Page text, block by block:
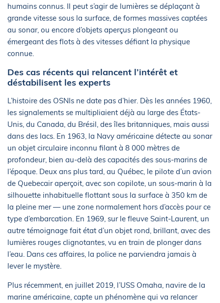
humains connus. Il peut s’agir de lumières se déplaçant à
grande vitesse sous la surface, de formes massives captées
au sonar, ou encore d’objets aperçus plongeant ou
émergeant des flots à des vitesses défiant la physique
connue.
Des cas récents qui relancent l’intérêt et
déstabilisent les experts
L’histoire des OSNIs ne date pas d’hier. Dès les années 1960,
les signalements se multipliaient déjà au large des États-
Unis, du Canada, du Brésil, des îles britanniques, mais aussi
dans des lacs. En 1963, la Navy américaine détecte au sonar
un objet circulaire inconnu filant à 8 000 mètres de
profondeur, bien au-delà des capacités des sous-marins de
l’époque. Deux ans plus tard, au Québec, le pilote d’un avion
de Quebecair aperçoit, avec son copilote, un sous-marin à la
silhouette inhabituelle flottant sous la surface à 350 km de
la pleine mer — une zone normalement hors d’accès pour ce
type d’embarcation. En 1969, sur le fleuve Saint-Laurent, un
autre témoignage fait état d’un objet rond, brillant, avec des
lumières rouges clignotantes, vu en train de plonger dans
l’eau. Dans ces affaires, la police ne parviendra jamais à
lever le mystère.
Plus récemment, en juillet 2019, l’USS Omaha, navire de la
marine américaine, capte un phénomène qui va relancer